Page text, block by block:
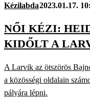
Kézilabda2023.01.17.
NŐI KÉZI:
KIDŐLT A
A Larvik az ötszörös
a közösségi oldalain
pályára lépni.